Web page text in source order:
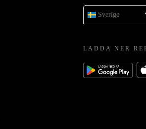
Sverige
LADDA NER